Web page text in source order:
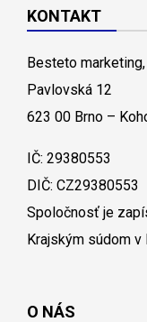
KONTAKT
Besteto marketing,
Pavlovská 12
623 00 Brno –
IČ: 29380553
DIČ: CZ29380553
Spoločnosť je
Krajským súdom v
O NÁS